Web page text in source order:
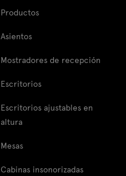
Productos
Asientos
Mostradores de recepción
Escritorios
Escritorios ajustables en
altura
Mesas
Cabinas insonorizadas